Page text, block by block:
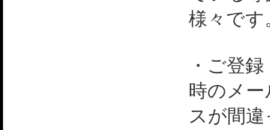
様々です
・ご登
時のメ
スが間